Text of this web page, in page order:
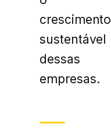
crescimento
sustentável
dessas
empresas.